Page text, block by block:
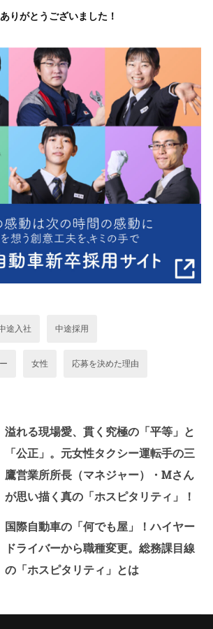
りがとうございました！
途入社 中途採用
女性 応募を決めた理由
溢れる現場愛、貫く究極の「平等」と
「公正」。元女性タクシー運転手の三
鷹営業所所長（マネジャー）・Мさん
が思い描く真の「ホスピタリティ」！
国際自動車の「何でも屋」！ハイヤー
ドライバーから職種変更。総務課目線
の「ホスピタリティ」とは